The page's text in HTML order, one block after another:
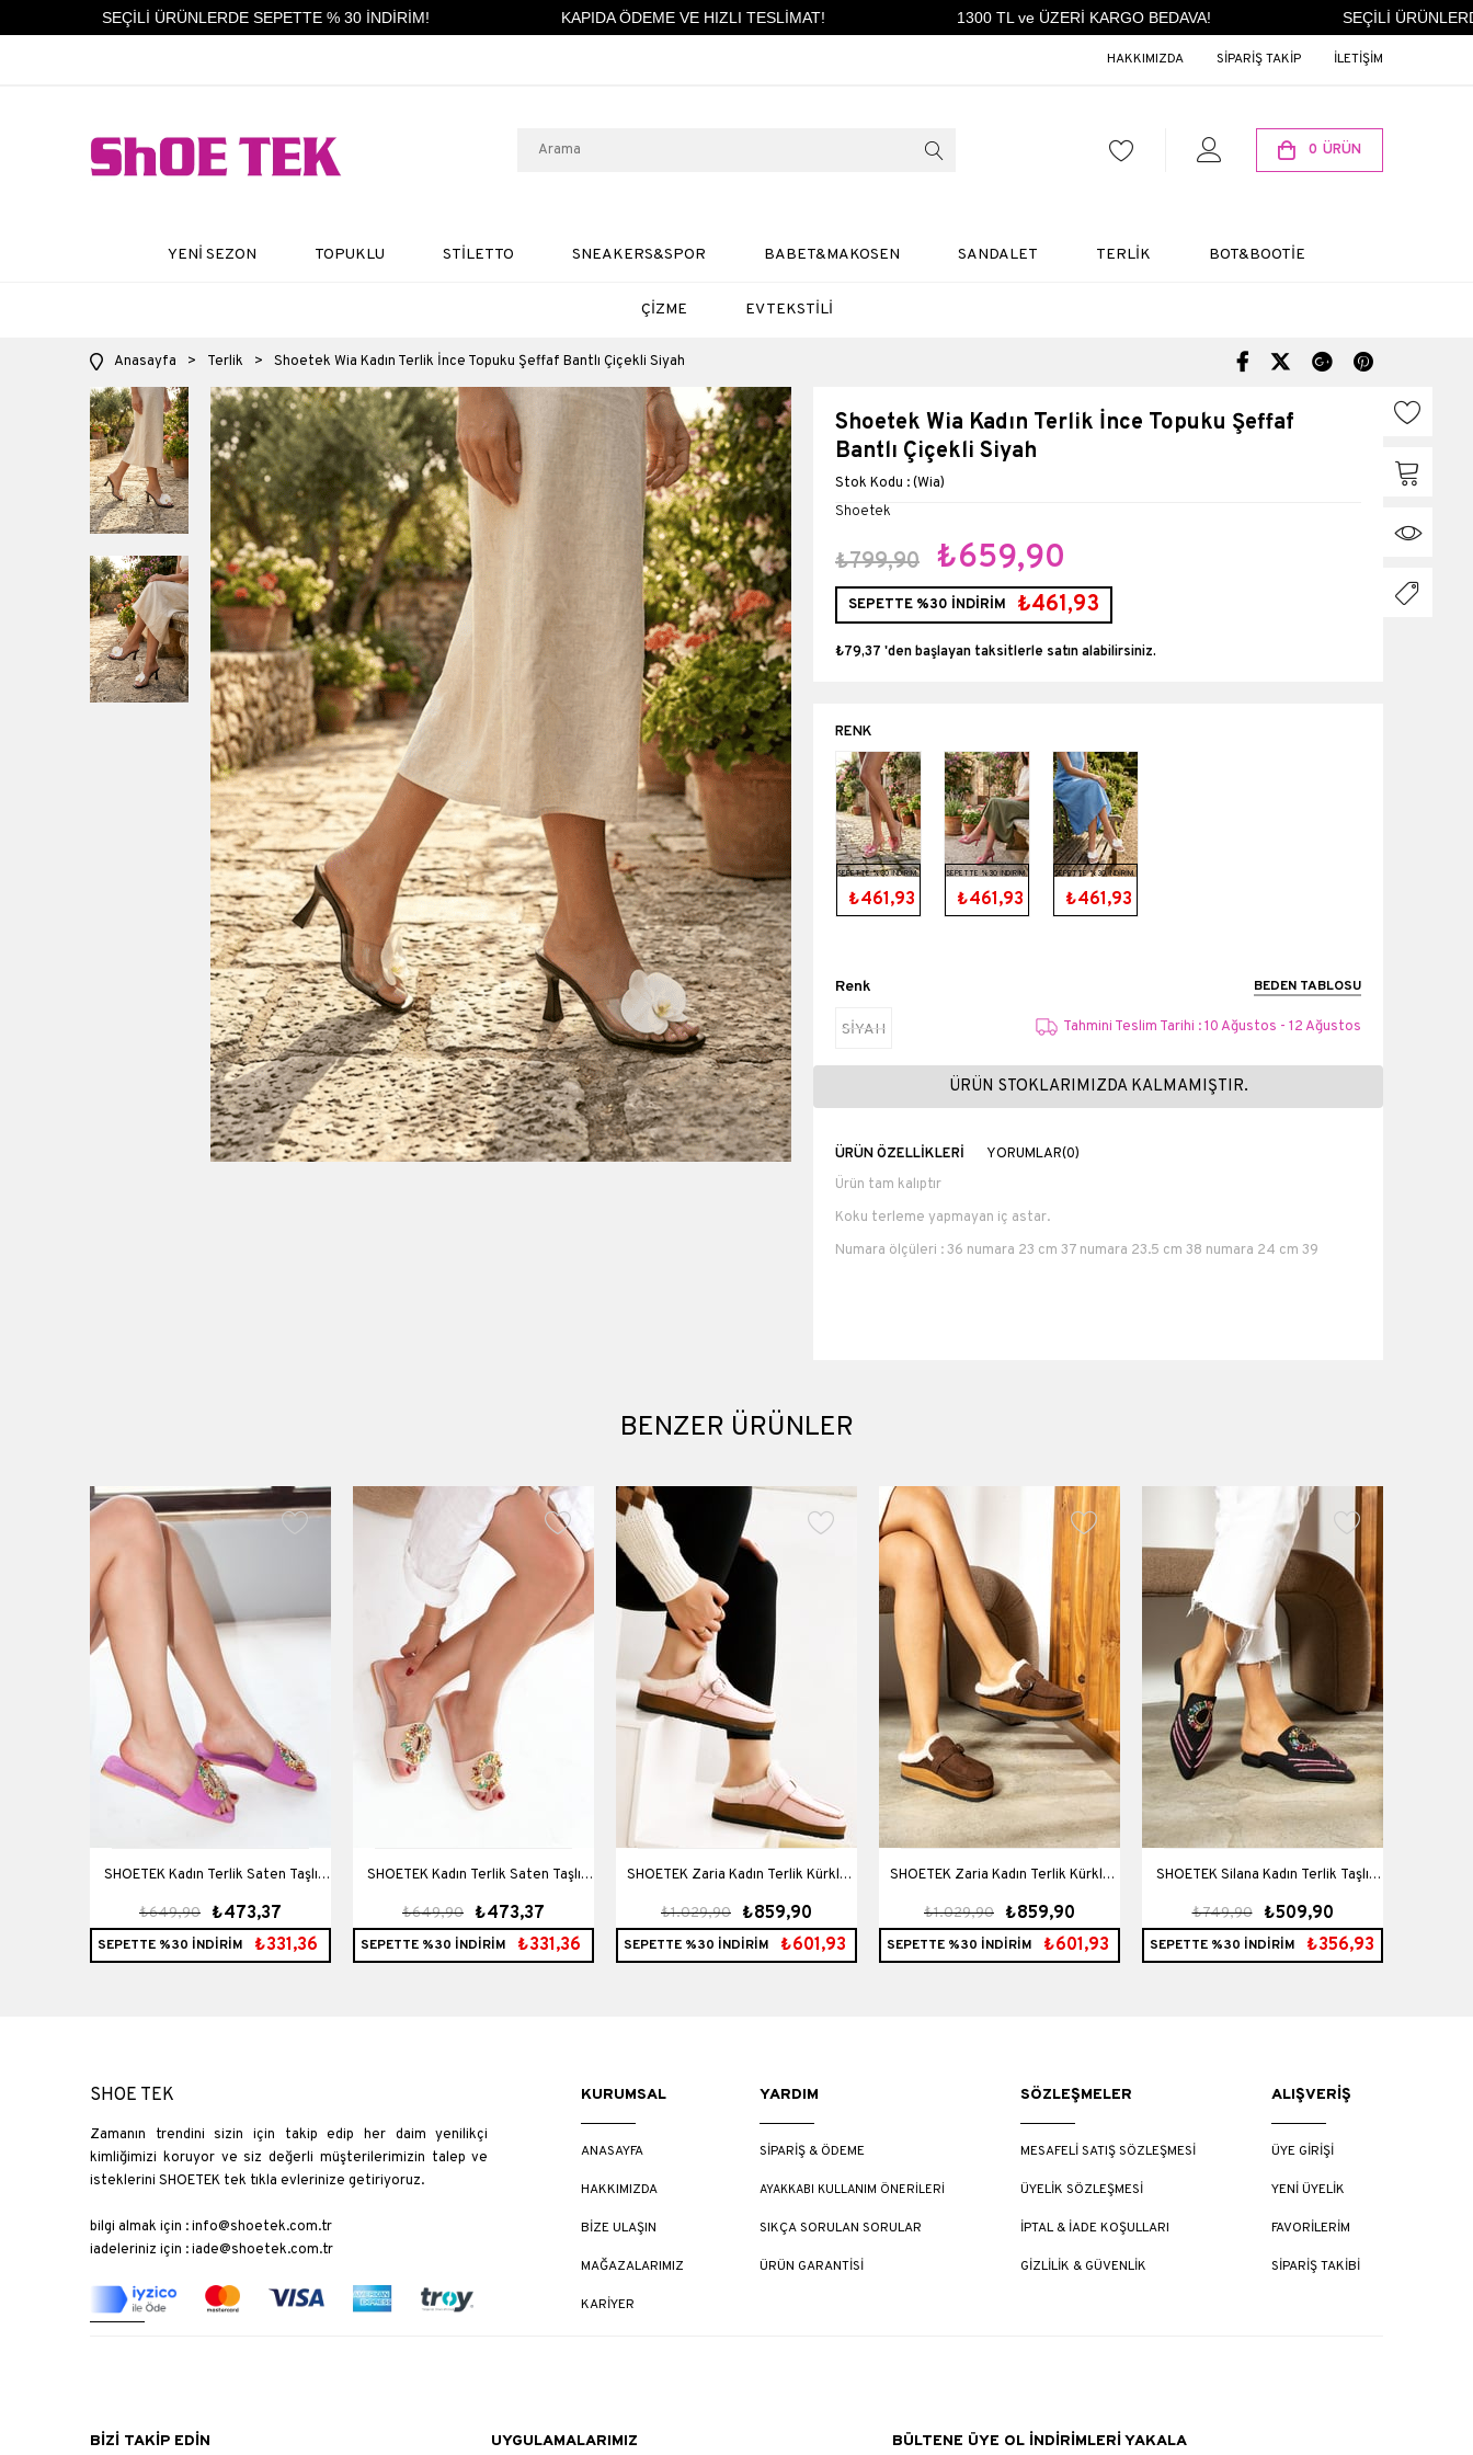
SEÇİLİ ÜRÜNLERDE SEPETTE % 30 İNDİRİM! KAPIDA ÖDEME VE HIZLI TESLİMAT! 1300 TL ve ÜZERİ KARGO BEDAVA! SEÇİLİ
HAKKIMIZDA SİPARİŞ TAKİP İLETİŞİM
0 ÜRÜN
YENİ SEZON TOPUKLU STİLETTO SNEAKERS&SPOR BABET&MAKOSEN SANDALET TERLİK BOT&BOOTİE
ÇİZME EV TEKSTİLİ
Anasayfa > Terlik > Shoetek Wia Kadın Terlik İnce Topuku Şeffaf Bantlı Çiçekli Siyah
Shoetek Wia Kadın Terlik İnce Topuku Şeffaf
Bantlı Çiçekli Siyah
(Wia)
Shoetek
₺799,90 ₺659,90
SEPETTE %30 İNDİRİM ₺461,93
₺79,37 'den başlayan taksitlerle
SEPETTE %30 İNDİRİM
₺461,93
SEPETTE %30 İNDİRİM
₺461,93
SEPETTE %30 İNDİRİM
₺461,93
Renk BEDEN TABLOSU
SİYAH Tahmini Teslim Tarihi : 10 Ağustos - 12 Ağustos
ÜRÜN STOKLARIMIZDA KALMAMIŞTIR.
ÜRÜN ÖZELLIKLERI YORUMLAR(0)
Ürün tam kalıptır
Koku terleme yapmayan iç astar.
Numara ölçüleri : 36 numara 23 cm 37 numara 23.5 cm 38 numara 24 cm 39
Topuk Boyu
BENZER ÜRÜNLER
SHOETEK Kadın Terlik Saten Taşlı
Edith Lila
₺473,37
₺649,90
SEPETTE %30 İNDİRİM ₺331,36
SHOETEK Kadın Terlik Saten Taşlı
Edith Ten
₺473,37
₺649,90
SEPETTE %30 İNDİRİM ₺331,36
SHOETEK Zaria Kadın Terlik Kürklü
Pudra Süet
₺859,90
₺1.029,90
SEPETTE %30 İNDİRİM ₺601,93
SHOETEK Zaria Kadın Terlik Kürklü
Kahve Süet
₺859,90
₺1.029,90
SEPETTE %30 İNDİRİM ₺601,93
SHOETEK Silana Kadın Terlik Taşlı
Siyah Saten
₺509,90
₺749,90
SEPETTE %30 İNDİRİM ₺356,93
SHOE TEK
Zamanın trendini sizin için takip edip her daim yenilikçi
kimliğimizi koruyor ve siz değerli müşterilerimizin talep ve
isteklerini SHOETEK tek tıkla evlerinize getiriyoruz.
bilgi almak için :info@shoetek.com.tr
iadeleriniz için :iade@shoetek.com.tr
KURUMSAL
ANASAYFA
HAKKIMIZDA
BİZE ULAŞIN
MAĞAZALARIMIZ
KARİYER
YARDIM
SİPARİŞ & ÖDEME
AYAKKABI KULLANIM ÖNERİLERİ
SIKÇA SORULAN SORULAR
ÜRÜN GARANTİSİ
SÖZLEŞMELER
MESAFELİ SATIŞ SÖZLEŞMESİ
ÜYELİK SÖZLEŞMESİ
İPTAL & İADE KOŞULLARI
GİZLİLİK & GÜVENLİK
ALIŞVERİŞ
ÜYE GİRİŞİ
YENİ ÜYELİK
FAVORİLERİM
SİPARİŞ TAKİBİ
BİZİ TAKİP EDİN UYGULAMALARIMIZ BÜLTENE ÜYE OL İNDİRİMLERİ YAKALA